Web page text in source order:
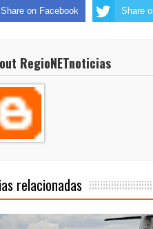
Share on Facebook Share
RegioNETnoticias
relacionadas